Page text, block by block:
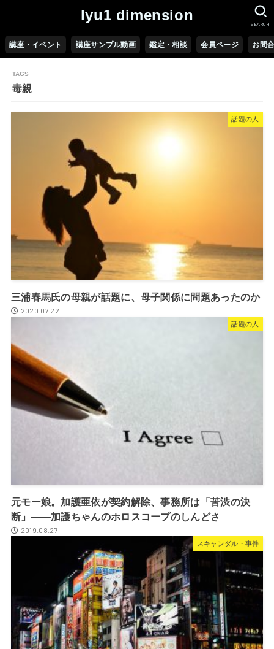
lyu1 dimension
講座・イベント 講座サンプル動画 鑑定・相談 会員ページ お問
SEARCH
毒親
話題の人
三浦春馬氏の母親が話題に、母子関係に問題あったのか
2020.07.22
話題の人
元モー娘。加護亜依が契約解除、事務所は「苦渋の決
断」――加護ちゃんのホロスコープのしんどさ
2019.08.27
スキャンダル・事件